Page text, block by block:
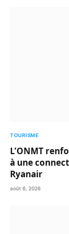
TOURISME
L’ONMT
à une
Ryanair
août 6, 2026